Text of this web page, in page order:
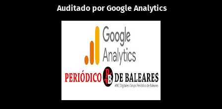
Auditado por Google Analytics